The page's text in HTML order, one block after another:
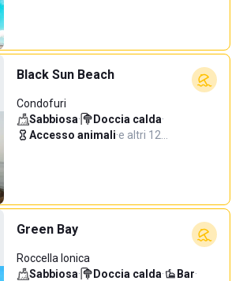
Black Sun Beach
Condofuri
Sabbiosa· Doccia calda·
Accesso animali·e altri 12…
Green Bay
Roccella Ionica
Sabbiosa· Doccia calda· Bar·